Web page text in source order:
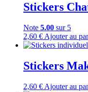
Stickers
Note 5.00 sur 5
2,60 € Ajouter au
Stickers
2,60 € Ajouter au